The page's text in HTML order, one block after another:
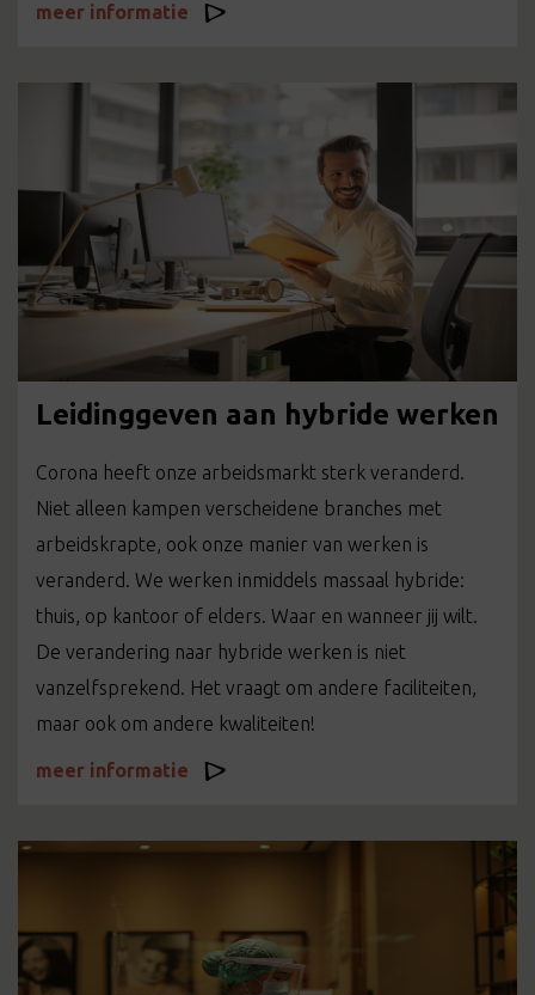
meer informatie
Leidinggeven aan hybride werken
Corona heeft onze arbeidsmarkt sterk veranderd.
Niet alleen kampen verscheidene branches met
arbeidskrapte, ook onze manier van werken is
veranderd. We werken inmiddels massaal hybride:
thuis, op kantoor of elders. Waar en wanneer jij wilt.
De verandering naar hybride werken is niet
vanzelfsprekend. Het vraagt om andere faciliteiten,
maar ook om andere kwaliteiten!
meer informatie